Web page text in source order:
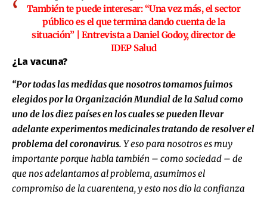
También te puede interesar:“Una vez más, el sector
público es el que termina dando cuenta de la
situación” | Entrevista a Daniel Godoy, director de
IDEP Salud
¿La vacuna?
“Por todas las medidas que nosotros tomamos fuimos
elegidos por la Organización Mundial de la Salud como
uno de los diez países en los cuales se pueden llevar
adelante experimentos medicinales tratando de resolver el
problema del coronavirus. Y eso para nosotros es muy
importante porque habla también – como sociedad – de
que nos adelantamos al problema, asumimos el
compromiso de la cuarentena, y esto nos dio la confianza